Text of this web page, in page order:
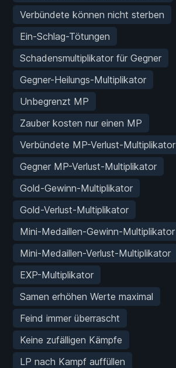
Verbündete können nicht sterben
Ein-Schlag-Tötungen
Schadensmultiplikator für Gegner
Gegner-Heilungs-Multiplikator
Unbegrenzt MP
Zauber kosten nur einen MP
Verbündete MP-Verlust-Multiplikator
Gegner MP-Verlust-Multiplikator
Gold-Gewinn-Multiplikator
Gold-Verlust-Multiplikator
Mini-Medaillen-Gewinn-Multiplikator
Mini-Medaillen-Verlust-Multiplikator
EXP-Multiplikator
Samen erhöhen Werte maximal
Feind immer überrascht
Keine zufälligen Kämpfe
LP nach Kampf auffüllen